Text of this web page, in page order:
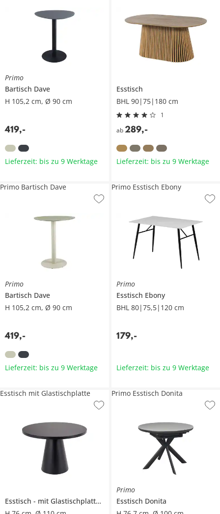
Primo
Bartisch Dave
H 105,2 cm, Ø 90 cm
419,-
Lieferzeit: bis zu 9 Werktage
Esstisch
BHL 90|75|180 cm
1
ab 289,-
Lieferzeit: bis zu 9 Werktage
Primo
Bartisch Dave
H 105,2 cm, Ø 90 cm
419,-
Primo Bartisch Dave
Lieferzeit: bis zu 9 Werktage
Primo
Esstisch Ebony
BHL 80|75,5|120 cm
179,-
Primo Esstisch Ebony
Lieferzeit: bis zu 9 Werktage
Esstisch
mit Glastischplatte
Esstisch mit Glastischplatte
Primo
Esstisch Donita
Primo Esstisch Donita